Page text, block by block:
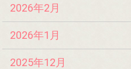
2026年2月
2026年1月
2025年12月